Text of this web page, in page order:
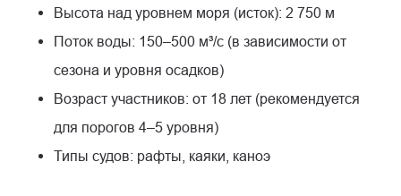
Высота над уровнем моря (исток): 2 750 м
Поток воды: 150–500 м³/с (в зависимости от
сезона и уровня осадков)
Возраст участников: от 18 лет (рекомендуется
для порогов 4–5 уровня)
Типы судов: рафты, каяки, каноэ